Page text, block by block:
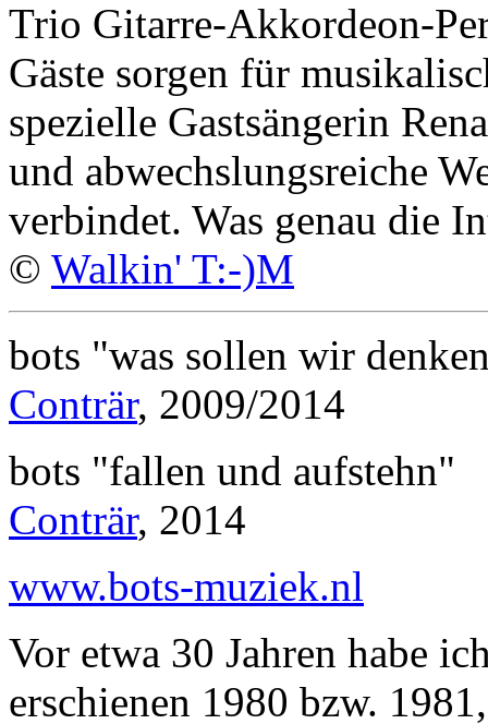
Trio Gitarre-Akkordeon-
Gäste sorgen für
spezielle Gastsängerin
und abwechslungsreiche
verbindet. Was genau die
© Walkin' T:-)M
bots "was sollen wir
Conträr, 2009/2014
bots "fallen und aufstehn"
Conträr, 2014
www.bots-muziek.nl
Vor etwa 30 Jahren habe
erschienen 1980 bzw.